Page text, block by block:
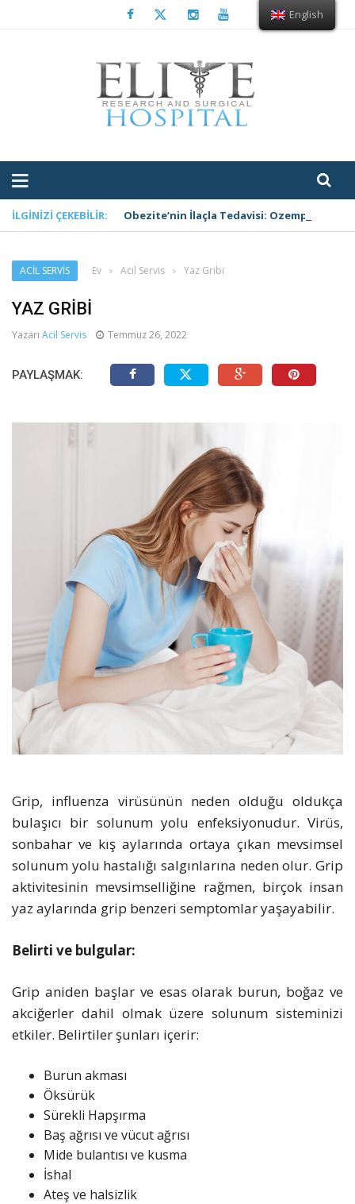
İLGINIZI ÇEKEBILIR: Obezite’nin İlaçla Tedavisi: Ozempic
ACIL SERVIS Ev › Acil Servis › Yaz Gribi
YAZ GRIBI
Yazarı Acil Servis Temmuz 26, 2022
PAYLAŞMAK:
Grip, influenza virüsünün neden olduğu oldukça
bulaşıcı bir solunum yolu enfeksiyonudur. Virüs,
sonbahar ve kış aylarında ortaya çıkan mevsimsel
solunum yolu hastalığı salgınlarına neden olur. Grip
aktivitesinin mevsimselliğine rağmen, birçok insan
yaz aylarında grip benzeri semptomlar yaşayabilir.
Belirti ve bulgular:
Grip aniden başlar ve esas olarak burun, boğaz ve
akciğerler dahil olmak üzere solunum sisteminizi
etkiler. Belirtiler şunları içerir:
Burun akması
Öksürük
Sürekli Hapşırma
Baş ağrısı ve vücut ağrısı
Mide bulantısı ve kusma
İshal
Ateş ve halsizlik
English